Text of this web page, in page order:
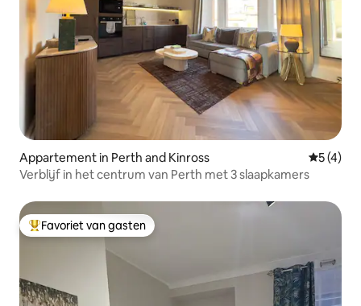
Appartement in Perth and Kinross
5 (4)
Verblijf in het centrum van Perth met 3 slaapkamers
Topfavoriet van gasten
Favoriet van gasten